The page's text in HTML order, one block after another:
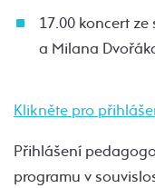
17.00 koncert
a Milana
Klikněte pro
Přihlášení
programu v